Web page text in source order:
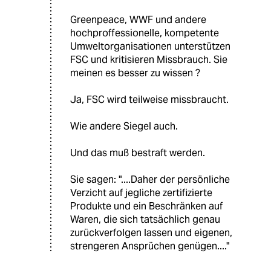
Greenpeace, WWF und andere
hochproffessionelle, kompetente
Umweltorganisationen unterstützen
FSC und kritisieren Missbrauch. Sie
meinen es besser zu wissen ?
Ja, FSC wird teilweise missbraucht.
Wie andere Siegel auch.
Und das muß bestraft werden.
Sie sagen: "....Daher der persönliche
Verzicht auf jegliche zertifizierte
Produkte und ein Beschränken auf
Waren, die sich tatsächlich genau
zurückverfolgen lassen und eigenen,
strengeren Ansprüchen genügen...."